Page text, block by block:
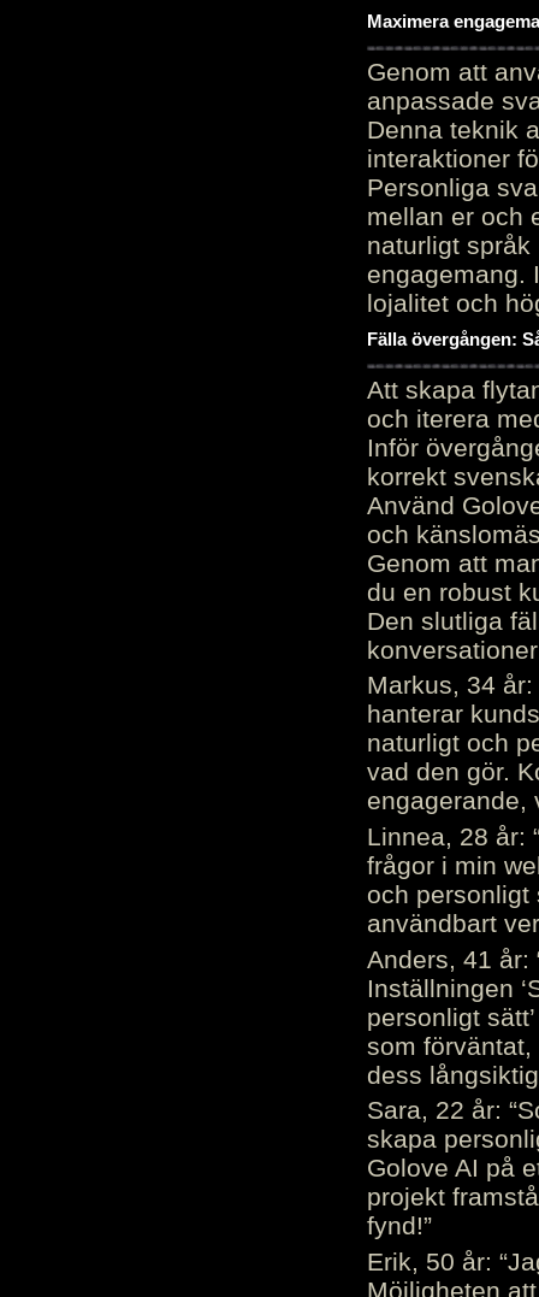
Maximera
Genom att
anpassade
Denna teknik
interaktioner
Personliga
mellan er och
naturligt
engagemang.
lojalitet och
Fälla övergången:
Att skapa
och iterera
Inför
korrekt
Använd
och
Genom att
du en robust
Den slutliga
Markus, 34
hanterar
naturligt och
vad den gör.
engagerande,
Linnea, 28 år:
frågor i min
och personligt
användbart
Anders, 41 år:
Inställningen
personligt
som
dess
Sara, 22 år:
skapa
Golove AI på
projekt
fynd!”
Erik, 50 år:
Möjligheten